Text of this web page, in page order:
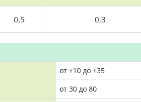
0,5 0,3
от +10 до +35
от 30 до 80